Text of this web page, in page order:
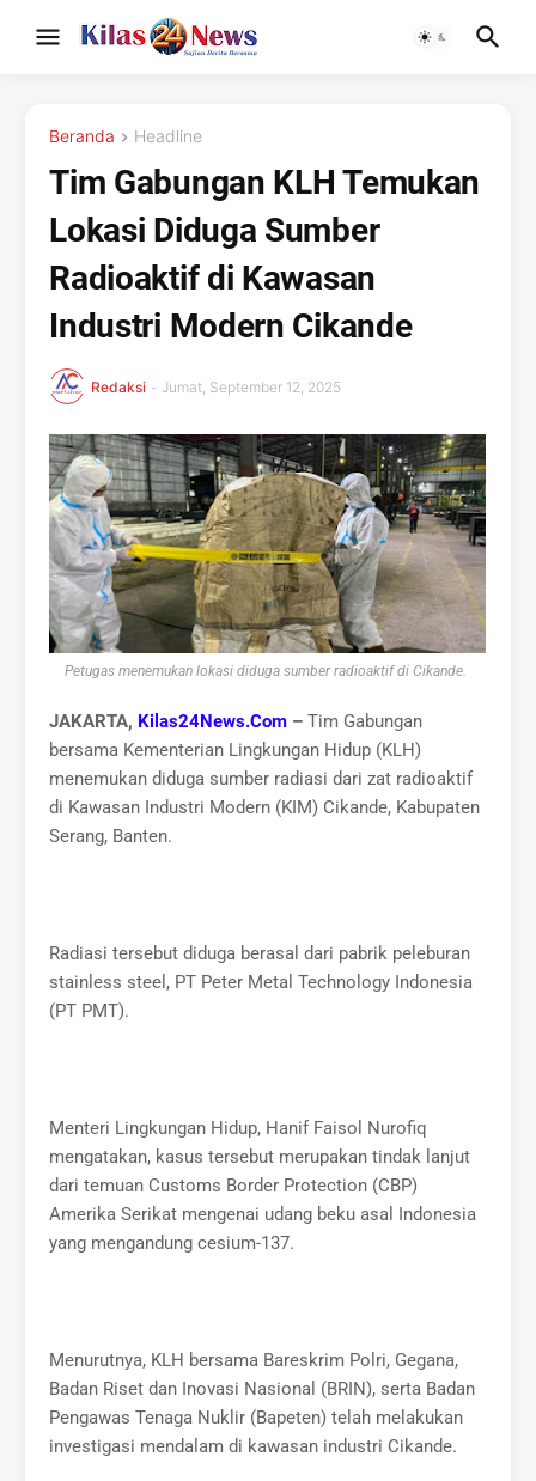
Beranda Headline
Tim Gabungan KLH Temukan
Lokasi Diduga Sumber
Radioaktif di Kawasan
Industri Modern Cikande
Redaksi - Jumat, September 12, 2025
Petugas menemukan lokasi diduga sumber radioaktif di Cikande.
JAKARTA, Kilas24News.Com – Tim Gabungan
bersama Kementerian Lingkungan Hidup (KLH)
menemukan diduga sumber radiasi dari zat radioaktif
di Kawasan Industri Modern (KIM) Cikande, Kabupaten
Serang, Banten.
Radiasi tersebut diduga berasal dari pabrik peleburan
stainless steel, PT Peter Metal Technology Indonesia
(PT PMT).
Menteri Lingkungan Hidup, Hanif Faisol Nurofiq
mengatakan, kasus tersebut merupakan tindak lanjut
dari temuan Customs Border Protection (CBP)
Amerika Serikat mengenai udang beku asal Indonesia
yang mengandung cesium-137.
Menurutnya, KLH bersama Bareskrim Polri, Gegana,
Badan Riset dan Inovasi Nasional (BRIN), serta Badan
Pengawas Tenaga Nuklir (Bapeten) telah melakukan
investigasi mendalam di kawasan industri Cikande.